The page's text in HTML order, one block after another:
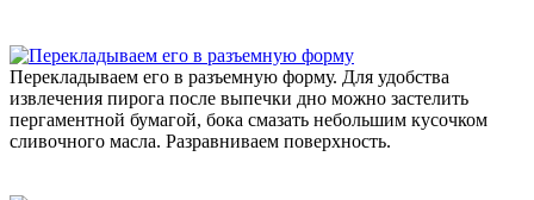
Перекладываем его в разъемную форму. Для удобства
извлечения пирога после выпечки дно можно застелить
пергаментной бумагой, бока смазать небольшим кусочком
сливочного масла. Разравниваем поверхность.